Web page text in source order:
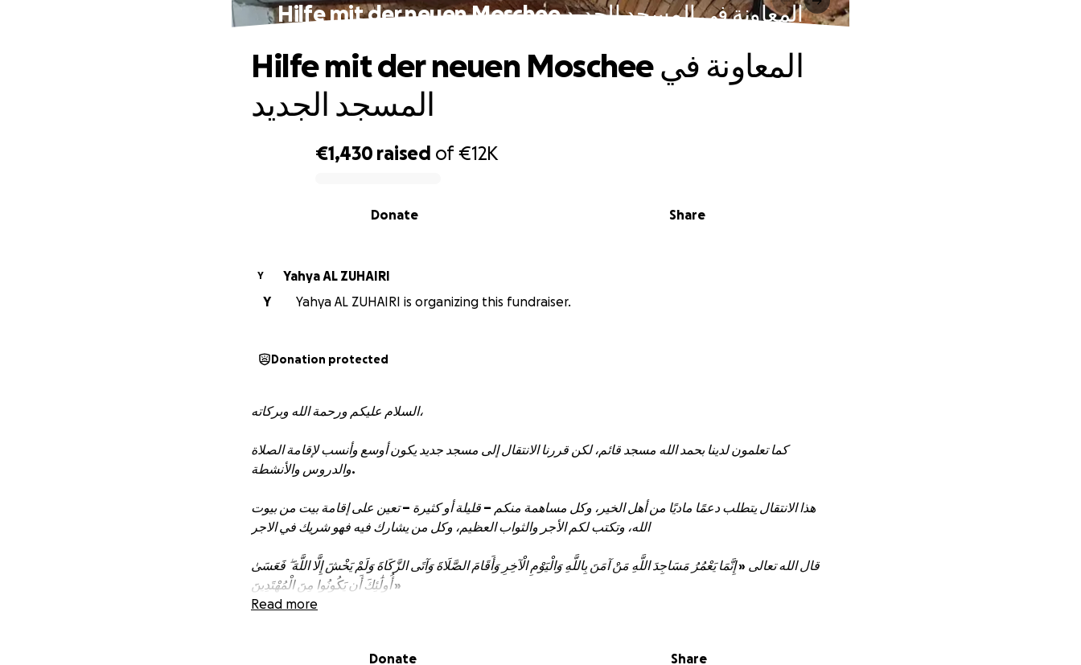
Hilfe mit der neuen Moschee المعاونة في المسجد الجديد
€1,430 raised of€12K
Share
Donate
Hilfe mit der neuen Moschee المعاونة في
المسجد الجديد
Y
Yahya AL ZUHAIRI
Y
Yahya AL ZUHAIRI is organizing this fundraiser.
Donation protected
السلام عليكم ورحمة الله وبركاته،
كما تعلمون لدينا بحمد الله مسجد قائم، لكن قررنا الانتقال إلى مسجد جديد يكون أوسع وأنسب لإقامة الصلاة
والدروس والأنشطة.
هذا الانتقال يتطلب دعمًا ماديًا من أهل الخير، وكل مساهمة منكم – قليلة أو كثيرة – تعين على إقامة بيت من بيوت
الله، وتكتب لكم الأجر والثواب العظيم، وكل من يشارك فيه فهو شريك في الاجر
قال الله تعالى « إِنَّمَا يَعْمُرُ مَسَاجِدَ اللَّهِ مَنْ آمَنَ بِاللَّهِ وَالْيَوْمِ الْآخِرِ وَأَقَامَ الصَّلَاةَ وَآتَى الزَّكَاةَ وَلَمْ يَخْشَ إِلَّا اللَّهَ ۖ فَعَسَىٰ
أُولَٰئِكَ أَن يَكُونُوا مِنَ الْمُهْتَدِينَ »
Read more
Donate Share